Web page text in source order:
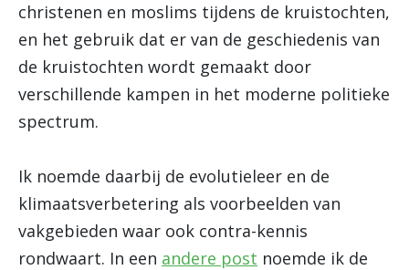
christenen en moslims tijdens de kruistochten,
en het gebruik dat er van de geschiedenis van
de kruistochten wordt gemaakt door
verschillende kampen in het moderne politieke
spectrum.
Ik noemde daarbij de evolutieleer en de
klimaatsverbetering als voorbeelden van
vakgebieden waar ook contra-kennis
rondwaart. In een andere post noemde ik de